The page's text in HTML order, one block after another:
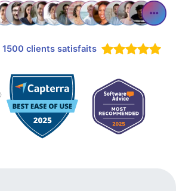
1500 clients satisfaits